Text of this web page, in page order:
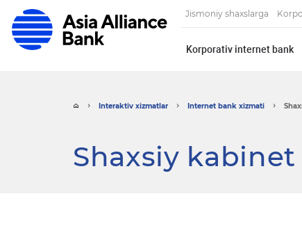
Jismoniy shaxslarga
Korporativ internet bank
Interaktiv xizmatlar Internet bank xizmati
Shaxsiy kabinet